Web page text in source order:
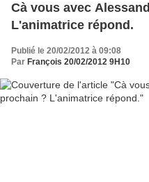
Cà vous avec
L'animatrice répond.
Publié le 20/02/2012 à 09:08
Par François 20/02/2012 9H10